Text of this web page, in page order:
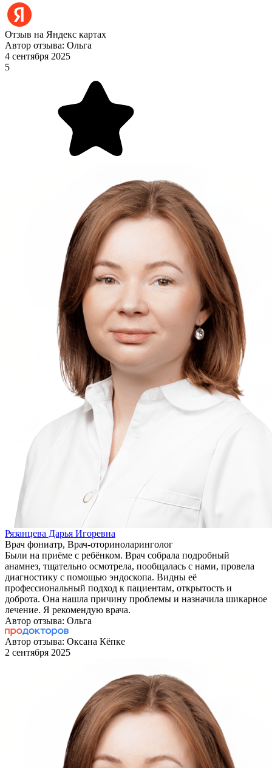
Отзыв на Яндекс картах
Автор отзыва: Ольга
4 сентября 2025
5
Рязанцева Дарья Игоревна
Врач фониатр, Врач-оториноларинголог
Были на приёме с ребёнком. Врач собрала подробный
анамнез, тщательно осмотрела, пообщалась с нами, провела
диагностику с помощью эндоскопа. Видны её
профессиональный подход к пациентам, открытость и
доброта. Она нашла причину проблемы и назначила шикарное
лечение. Я рекомендую врача.
Автор отзыва: Ольга
Автор отзыва: Оксана Кёпке
2 сентября 2025